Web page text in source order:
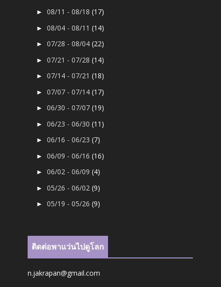
►08/11 - 08/18(17)
►08/04 - 08/11(14)
►07/28 - 08/04(22)
►07/21 - 07/28(14)
►07/14 - 07/21(18)
►07/07 - 07/14(17)
►06/30 - 07/07(19)
►06/23 - 06/30(11)
►06/16 - 06/23(7)
►06/09 - 06/16(16)
►06/02 - 06/09(4)
►05/26 - 06/02(9)
►05/19 - 05/26(9)
ติดต่อพาแว่นไปดูโลก
n.jakrapan@gmail.com